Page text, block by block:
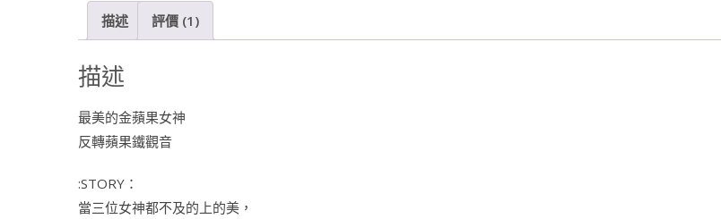
描述 評價 (1)
描述
最美的金蘋果女神
反轉蘋果鐵觀音
:STORY：
當三位女神都不及的上的美，